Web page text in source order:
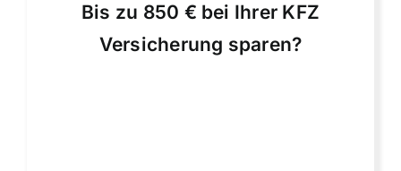
Bis zu 850 € bei Ihrer KFZ
Versicherung sparen?